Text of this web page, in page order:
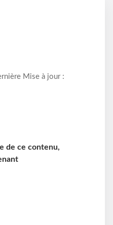
Mise à jour :
de ce contenu,